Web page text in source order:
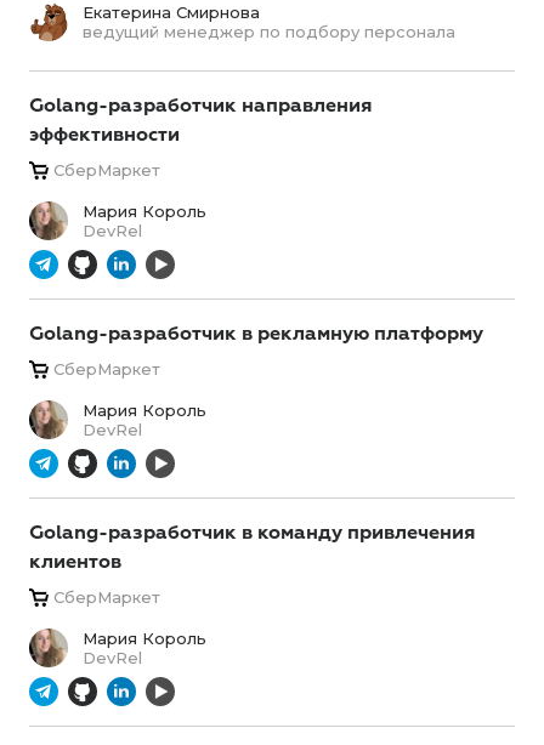
Екатерина Смирнова
ведущий менеджер по подбору персонала
Golang-разработчик направления
эффективности
СберМаркет
Мария Король
DevRel
Golang-разработчик в рекламную платформу
СберМаркет
Мария Король
DevRel
Golang-разработчик в команду привлечения
клиентов
СберМаркет
Мария Король
DevRel